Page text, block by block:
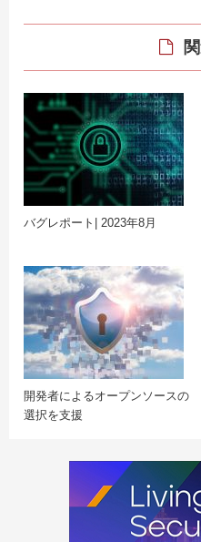
バグレポート| 2023年8月
開発者によるオープンソースの
選択を支援